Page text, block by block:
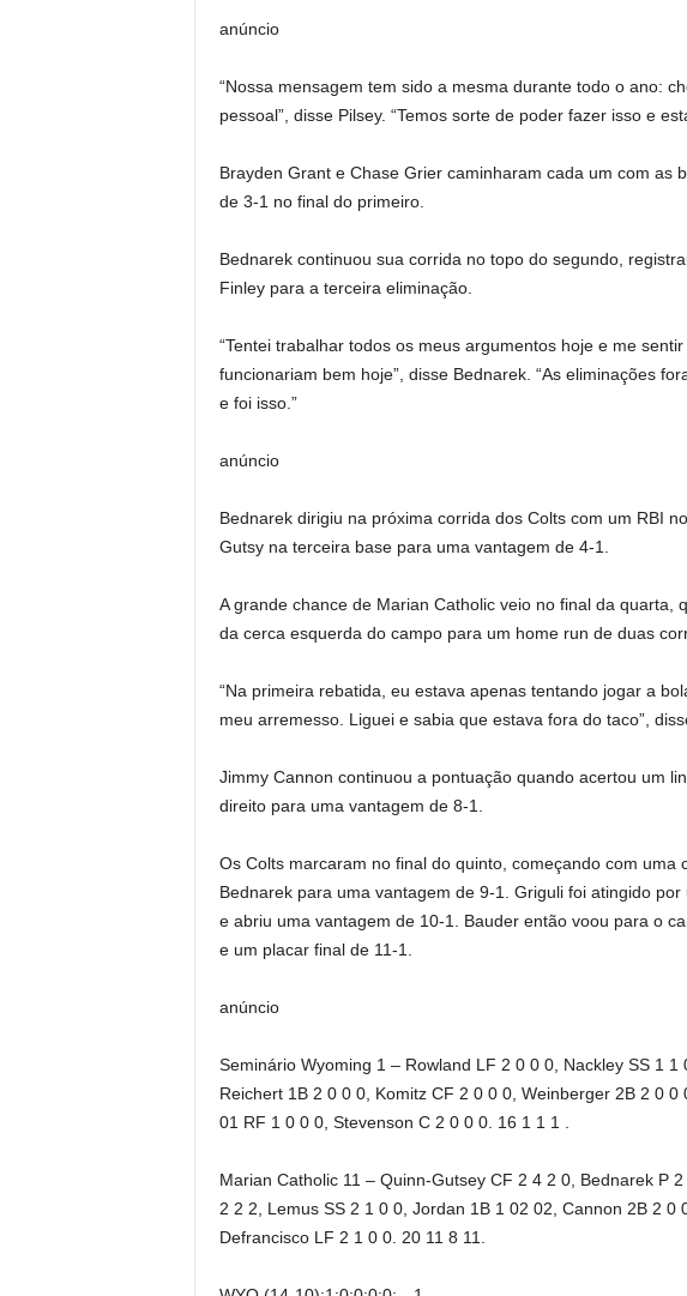
anúncio
“Nossa mensagem tem sido a mesma durante todo o ano:
pessoal”, disse Pilsey. “Temos sorte de poder fazer isso e
Brayden Grant e Chase Grier caminharam cada um com as
de 3-1 no final do primeiro.
Bednarek continuou sua corrida no topo do segundo,
Finley para a terceira eliminação.
“Tentei trabalhar todos os meus argumentos hoje e me
funcionariam bem hoje”, disse Bednarek. “As eliminações
e foi isso.”
anúncio
Bednarek dirigiu na próxima corrida dos Colts com um RBI
Gutsy na terceira base para uma vantagem de 4-1.
A grande chance de Marian Catholic veio no final da quarta,
da cerca esquerda do campo para um home run de duas
“Na primeira rebatida, eu estava apenas tentando jogar a
meu arremesso. Liguei e sabia que estava fora do taco”,
Jimmy Cannon continuou a pontuação quando acertou um
direito para uma vantagem de 8-1.
Os Colts marcaram no final do quinto, começando com uma
Bednarek para uma vantagem de 9-1. Griguli foi atingido
e abriu uma vantagem de 10-1. Bauder então voou para o
e um placar final de 11-1.
anúncio
Seminário Wyoming 1 – Rowland LF 2 0 0 0, Nackley SS 1 1
Reichert 1B 2 0 0 0, Komitz CF 2 0 0 0, Weinberger 2B 2 0
01 RF 1 0 0 0, Stevenson C 2 0 0 0. 16 1 1 1 .
Marian Catholic 11 – Quinn-Gutsey CF 2 4 2 0, Bednarek P
2 2 2, Lemus SS 2 1 0 0, Jordan 1B 1 02 02, Cannon 2B 2 0
Defrancisco LF 2 1 0 0. 20 11 8 11.